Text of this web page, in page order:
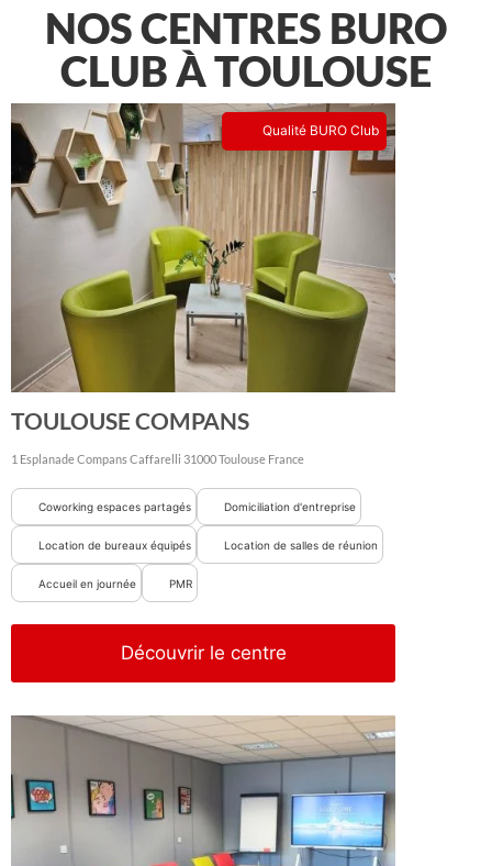
NOS CENTRES BURO
CLUB À TOULOUSE
Qualité BURO Club
TOULOUSE COMPANS
1 Esplanade Compans Caffarelli 31000Toulouse France
Coworking espaces partagés Domiciliation d'entreprise
Location de bureaux équipés Location de salles de réunion
Accueil en journée PMR
Découvrir le centre